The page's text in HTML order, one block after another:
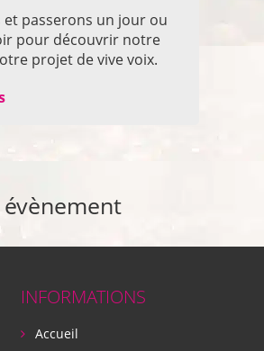
et passerons un jour ou
pour découvrir notre
projet de vive voix.
INFORMATIONS
Accueil